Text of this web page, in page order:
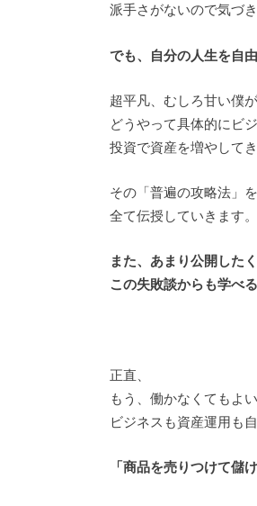
派手さがないので気づ
でも、自分の人生を自
超平凡、むしろ甘い僕が
どうやって具体的にビ
投資で資産を増やして
その「普遍の攻略法」
全て伝授していきます。
また、あまり公開した
この失敗談からも学べ
正直、
もう、働かなくてもよ
ビジネスも資産運用も
「商品を売りつけて儲